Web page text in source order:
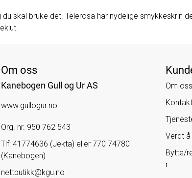
skal bruke det. Telerosa har nydelige smykkeskrin
.
Om oss
Kanebogen Gull og Ur AS
www.gullogur.no
Org. nr. 950 762 543
Tlf: 41774636 (Jekta) eller 770 74780
(Kanebogen)
nettbutikk@kgu.no
Om oss
Verdt å
Bytte/
r